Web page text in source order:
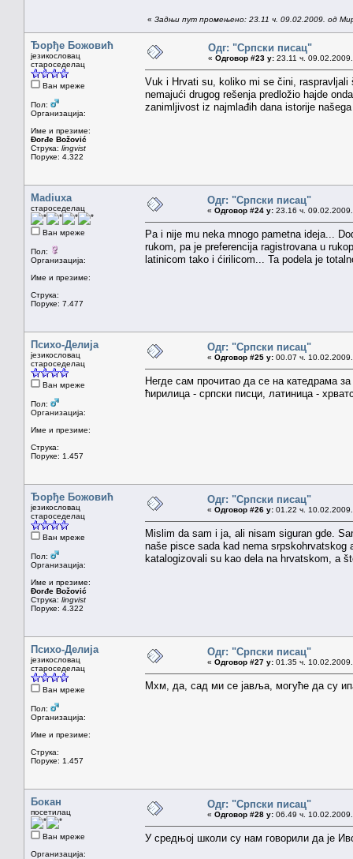
« Задњи пут промењено: 23.11 ч. 09.02.2009. од
Ђорђе Божовић
језикословац
староседелац
Ван мреже
Пол:
Организација:
Име и презиме:
Đorđe Božović
Струка: lingvist
Поруке: 4.322
Одг: "Српски писац"
« Одговор #23 у: 23.11 ч.
Vuk i Hrvati su, koliko mi se čini,
nemajući drugog rešenja predložio hajde
zanimljivost iz najmlađih dana istorije
Madiuxa
староседелац
Ван мреже
Пол:
Организација:
Име и презиме:
Струка:
Поруке: 7.477
Одг: "Српски писац"
« Одговор #24 у: 23.16 ч.
Pa i nije mu neka mnogo pametna ideja...
rukom, pa je preferencija ragistrovana u
latinicom tako i ćirilicom... Ta podela je
Психо-Делија
језикословац
староседелац
Ван мреже
Пол:
Организација:
Име и презиме:
Струка:
Поруке: 1.457
Одг: "Српски писац"
« Одговор #25 у: 00.07 ч.
Негде сам прочитао да се на катедрама
ћирилица - српски писци, латиница -
Ђорђе Божовић
језикословац
староседелац
Ван мреже
Пол:
Организација:
Име и презиме:
Đorđe Božović
Струка: lingvist
Поруке: 4.322
Одг: "Српски писац"
« Одговор #26 у: 01.22 ч.
Mislim da sam i ja, ali nisam siguran gde.
naše pisce sada kad nema
katalogizovali su kao dela na hrvatskom, a
Психо-Делија
језикословац
староседелац
Ван мреже
Пол:
Организација:
Име и презиме:
Струка:
Поруке: 1.457
Одг: "Српски писац"
« Одговор #27 у: 01.35 ч.
Мхм, да, сад ми се јавља, могуће да су
Бокан
посетилац
Ван мреже
Организација:
Одг: "Српски писац"
« Одговор #28 у: 06.49 ч.
У средњој школи су нам говорили да је